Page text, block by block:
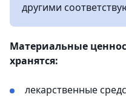
другими
Материальные
хранятся:
лекарственные